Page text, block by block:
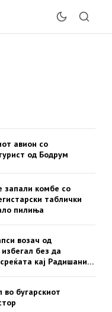
авион со
од Бодрум
запали комбе со
таблички
пилиња
возач од
без да
кај Радишани,
бугарскиот